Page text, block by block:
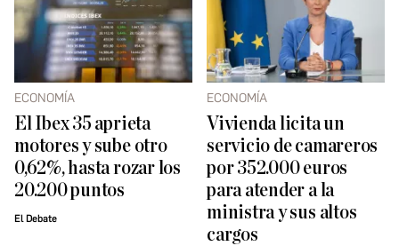
ECONOMÍA
El Ibex 35 aprieta
motores y sube otro
0,62%, hasta rozar los
20.200 puntos
El Debate
ECONOMÍA
Vivienda licita un
servicio de camareros
por 352.000 euros
para atender a la
ministra y sus altos
cargos